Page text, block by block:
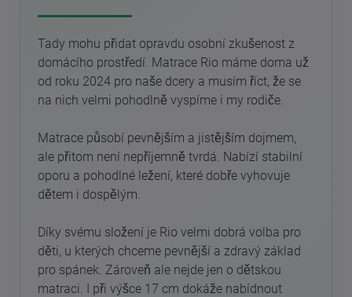
Tady mohu přidat opravdu osobní zkušenost z
domácího prostředí. Matrace Rio máme doma už
od roku 2024 pro naše dcery a musím říct, že se
na nich velmi pohodlně vyspíme i my rodiče.
Matrace působí pevnějším a jistějším dojmem,
ale přitom není nepříjemně tvrdá. Nabízí stabilní
oporu a pohodlné ležení, které dobře vyhovuje
dětem i dospělým.
Díky svému složení je Rio velmi dobrá volba pro
děti, u kterých chceme pevnější a zdravý základ
pro spánek. Zároveň ale nejde jen o dětskou
matraci. I při výšce 17 cm dokáže nabídnout